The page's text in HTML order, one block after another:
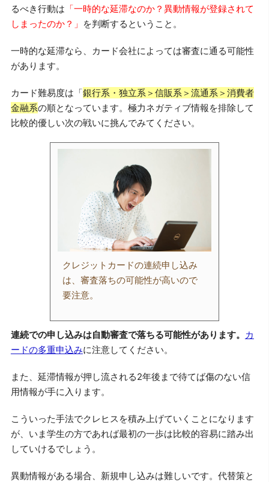
るべき行動は 「一時的な延滞なのか？異動情報が登録されて
しまったのか？」 を判断するということ。
一時的な延滞なら、カード会社によっては審査に通る可能性
があります。
カード難易度は「銀行系・独立系＞信販系＞流通系＞消費者
金融系の順となっています。極力ネガティブ情報を排除して
比較的優しい次の戦いに挑んでみてください。
クレジットカードの連続申し込み
は、審査落ちの可能性が高いので
要注意。
連続での申し込みは自動審査で落ちる可能性があります。
カ
ードの多重申込みに注意してください。
また、延滞情報が押し流される2年後まで待てば傷のない信
用情報が手に入ります。
こういった手法でクレヒスを積み上げていくことになります
が、いま学生の方であれば最初の一歩は比較的容易に踏み出
していけるでしょう。
異動情報がある場合、新規申し込みは難しいです。代替策と